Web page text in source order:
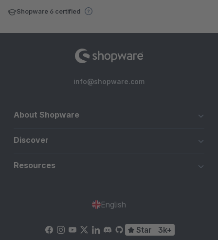
Shopware 6 certified
info@shopware.com
About Shopware
Discover
Resources
English
Star 3k+